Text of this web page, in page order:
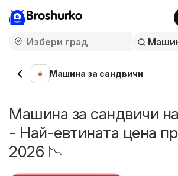
Broshurko
Машина за сандвичи
Машина за сандвичи
- Най-евтината цена
2026 📉